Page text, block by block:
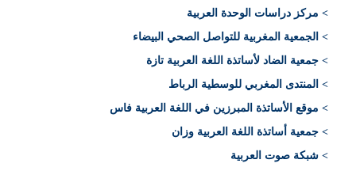
> مركز دراسات الوحدة العربية
> الجمعية المغربية للتواصل الصحي البيضاء
> جمعية الضاد لأساتذة اللغة العربية تازة
> المنتدى المغربي للوسطية الرباط
> موقع الأساتذة المبرزين في اللغة العربية فاس
> جمعية أساتذة اللغة العربية وزان
> شبكة صوت العربية